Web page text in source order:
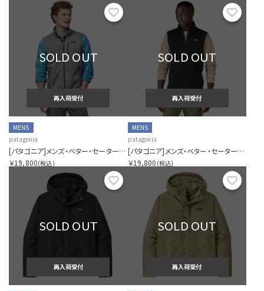
お気に入り
SOLD OUT
再入荷受付
MENS
patagonia
[パタゴニア]メンズ・ベター・セーター・ベスト
￥19,800(税込)
SOLD OUT
再入荷受付
MENS
patagonia
[パタゴニア]メンズ・ベター・セーター・ベスト
￥19,800 (税込)
お気に入り
SOLD OUT
再入荷受付
SOLD OUT
再入荷受付